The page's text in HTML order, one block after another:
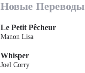
Новые Переводы
Le Petit Pêcheur
Manon Lisa
Whisper
Joel Corry